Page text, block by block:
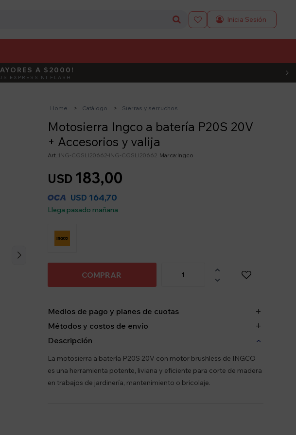

ACTIVÁ EL CÓDIGO
A $2000!
EXPRESS NI FLASH
Home Catálogo Sierras y serruchos
Motosierra Ingco a batería P20S 20V
+ Accesorios y valija
ING-CGSLI20662-ING-CGSLI20662 Ingco
USD 183,00
USD 164,70
Llega pasado mañana
COMPRAR


Medios de pago y planes de cuotas
Métodos y costos de envío
Descripción
La motosierra a batería P20S 20V con motor brushless de INGCO
es una herramienta potente, liviana y eficiente para corte de madera
en trabajos de jardinería, mantenimiento o bricolaje.